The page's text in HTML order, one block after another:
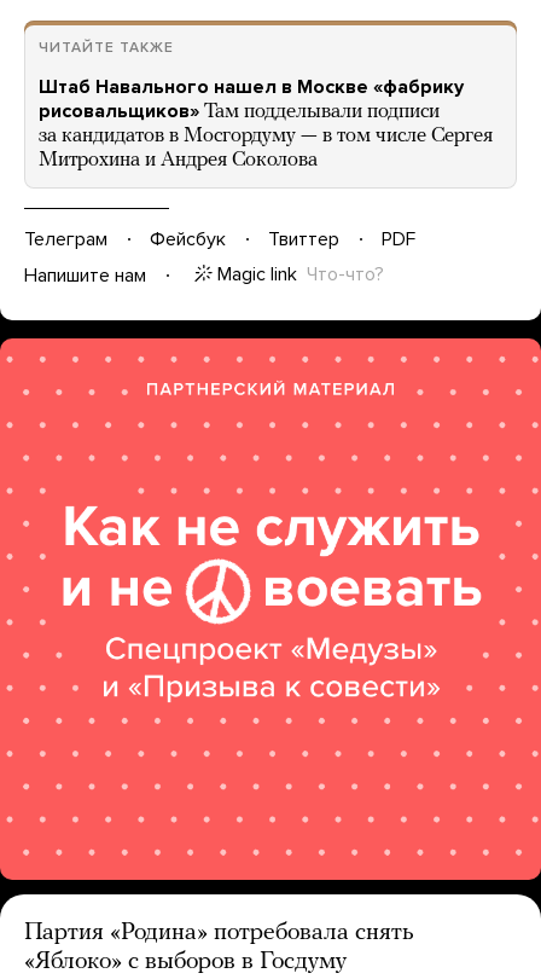
ЧИТАЙТЕ ТАКЖЕ
Штаб Навального нашел в Москве «фабрику
рисовальщиков» Там подделывали подписи
за кандидатов в Мосгордуму — в том числе Сергея
Митрохина и Андрея Соколова
Телеграм Фейсбук Твиттер
PDF
Напишите нам
Magic link Что-что?
Партия «Родина» потребовала снять
«Яблоко» с выборов в Госдуму